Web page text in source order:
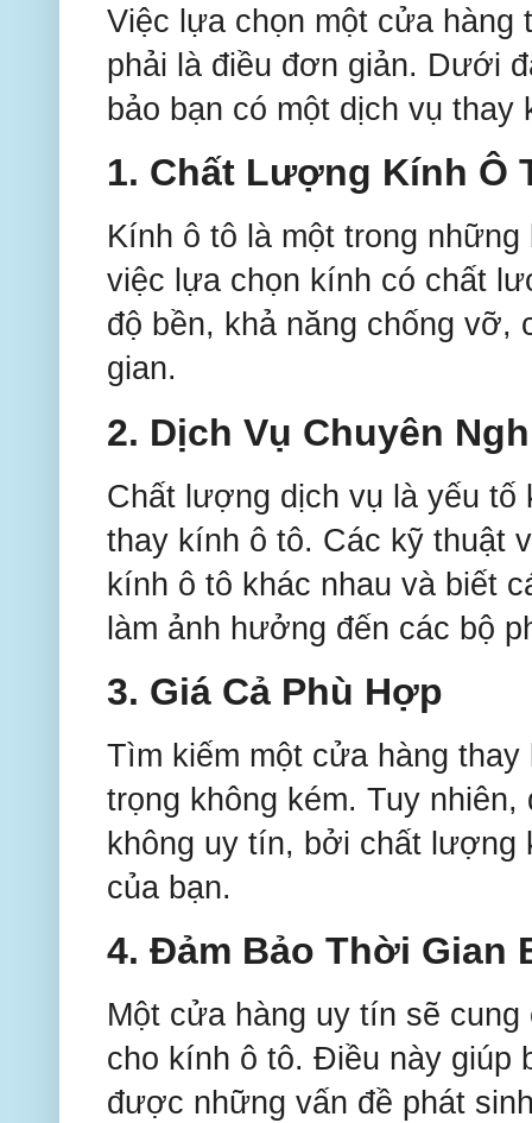
Việc lựa chọn một cửa hàng
phải là điều đơn giản. Dưới
bảo bạn có một dịch vụ
1. Chất Lượng Kính Ô
Kính ô tô là một trong
việc lựa chọn kính có chất
độ bền, khả năng chống vỡ,
gian.
2. Dịch Vụ Chuyên
Chất lượng dịch vụ là yếu tố
thay kính ô tô. Các kỹ thuật
kính ô tô khác nhau và biết
làm ảnh hưởng đến các bộ
3. Giá Cả Phù Hợp
Tìm kiếm một cửa hàng
trọng không kém. Tuy
không uy tín, bởi chất lượng
của bạn.
4. Đảm Bảo Thời Gian
Một cửa hàng uy tín sẽ
cho kính ô tô. Điều này giúp
được những vấn đề phát